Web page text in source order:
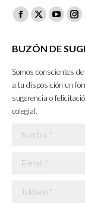
Facebook
opens
new
window
X
opens
new
window
YouTube
opens
new
window
in
BUZÓN DE
Somos conscientes
a tu disposición un
sugerencia o
colegial.
Nombre *
E-mail *
Teléfono *